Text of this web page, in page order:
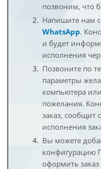
позвоним, что
Напишите нам
WhatsApp.
и будет
исполнения
Позвоните по
параметры
компьютера
пожелания.
заказ, сообщит
исполнения
Вы можете
конфигурацию
оформить заказ